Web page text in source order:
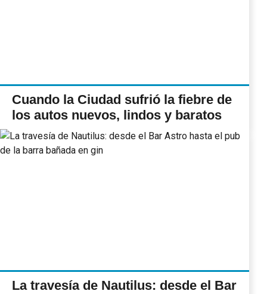
Cuando la Ciudad sufrió la fiebre de
los autos nuevos, lindos y baratos
La travesía de Nautilus: desde el Bar